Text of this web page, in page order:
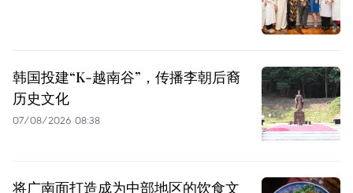
韩国投建“K-越南谷”，传播李朝后裔
历史文化
07/08/2026 08:38
将广南面打造成为中部地区的饮食文